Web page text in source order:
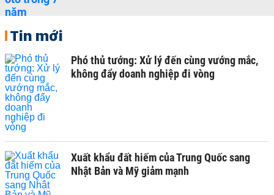
Tin mới
Phó thủ tướng: Xử lý đến cùng vướng mắc,
không đẩy doanh nghiệp đi vòng
Xuất khẩu đất hiếm của Trung Quốc sang
Nhật Bản và Mỹ giảm mạnh